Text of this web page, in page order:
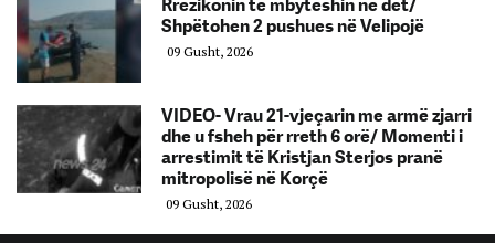
Rrezikonin të mbyteshin në det/
Shpëtohen 2 pushues në Velipojë
09 Gusht, 2026
VIDEO- Vrau 21-vjeçarin me armë zjarri
dhe u fsheh për rreth 6 orë/ Momenti i
arrestimit të Kristjan Sterjos pranë
mitropolisë në Korçë
09 Gusht, 2026